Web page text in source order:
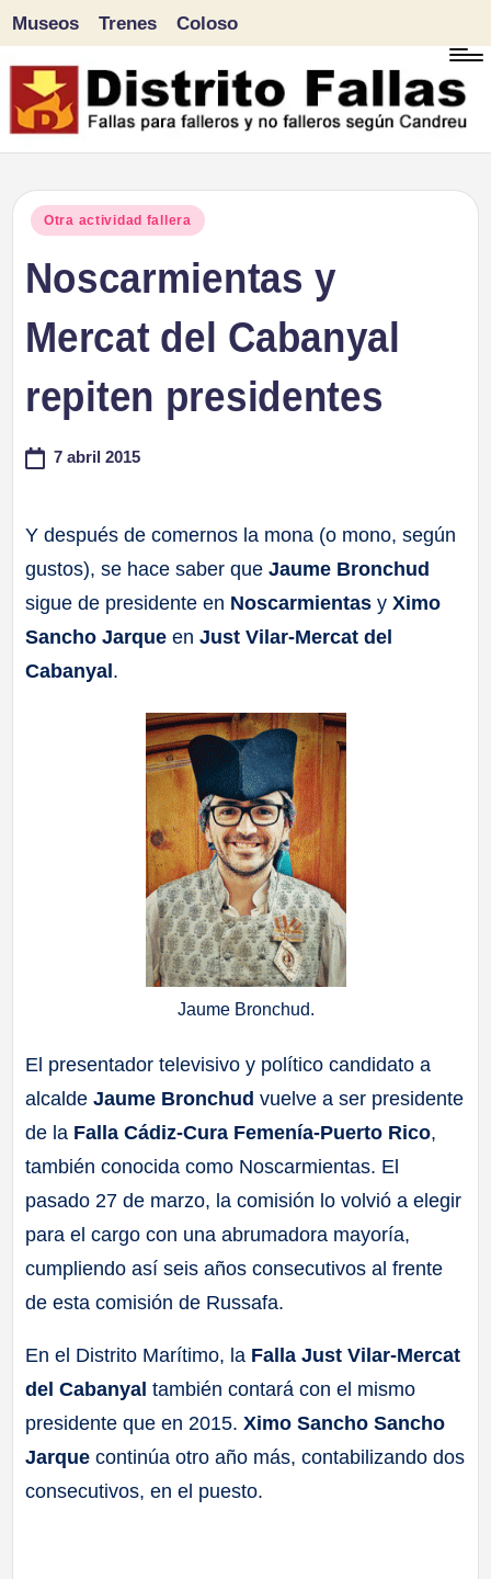
Saltar
al
Museos Trenes Coloso
Publicado
Otra actividad fallera
Noscarmientas y
Mercat del Cabanyal
repiten presidentes
7 abril 2015
Y después de comernos la mona (o mono, según
gustos), se hace saber queJaume Bronchud
sigue de presidente en Noscarmientas yXimo
Sancho Jarque enJust Vilar-Mercat del
Cabanyal.
Jaume Bronchud.
El presentador televisivo y político candidato a
alcaldeJaume Bronchud vuelve a ser presidente
de la Falla Cádiz-Cura Femenía-Puerto Rico,
también conocida como Noscarmientas. El
pasado 27 de marzo, la comisión lo volvió a elegir
para el cargo con una abrumadora mayoría,
cumpliendo así seis años consecutivos al frente
de esta comisión de Russafa.
En el Distrito Marítimo, la Falla Just Vilar-Mercat
del Cabanyal también contará con el mismo
presidente que en 2015.Ximo Sancho Sancho
Jarque continúa otro año más, contabilizando dos
consecutivos, en el puesto.